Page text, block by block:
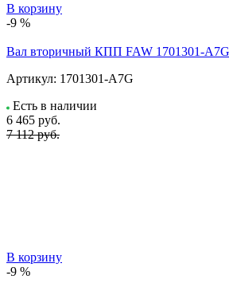
В корзину
-9 %
Вал вторичный КПП FAW 1701301-A7G
Артикул: 1701301-A7G
Есть в наличии
6 465 руб.
7 112 руб.
В корзину
-9 %